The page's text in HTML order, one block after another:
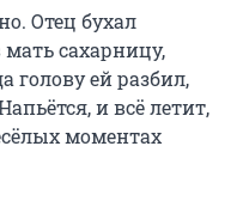
Отец бухал
сахарницу,
голову ей разбил,
и всё летит,
моментах